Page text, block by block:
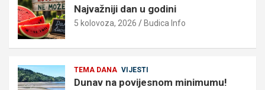
Najvažniji dan u godini
5 kolovoza, 2026 Budica Info
TEMA DANA VIJESTI
Dunav na povijesnom minimumu!